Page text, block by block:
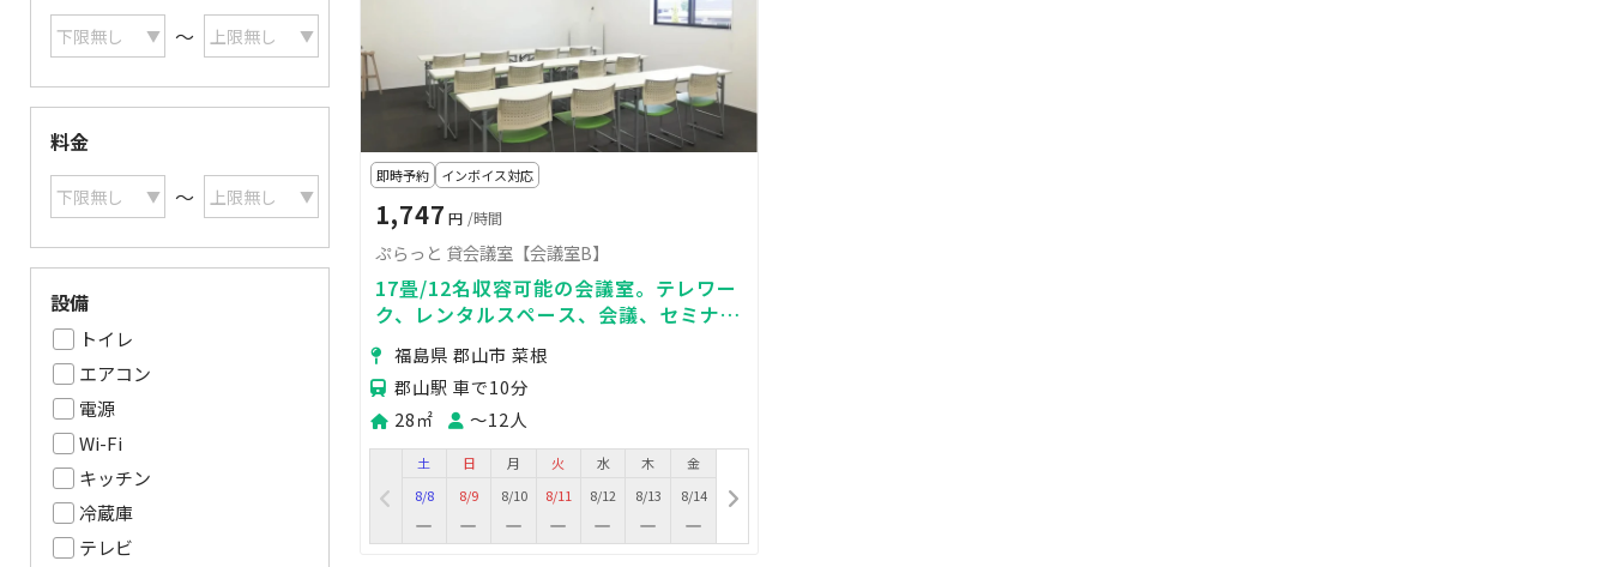
〜
料金
〜
設備
テレビ
キッチン
トイレ
冷蔵庫
エアコン
電源
Wi-Fi
即時予約 インボイス対応
1,747 円 /時間
ぷらっと 貸会議室【会議室B】
17畳/12名収容可能の会議室。テレワー
ク、レンタルスペース、会議、セミナ
ー、研修等に（Wi-Fi完備）
福島県 郡山市 菜根
郡山駅 車で10分
28㎡
〜12人
土
8/8
日
8/9
月
8/10
火
8/11
水
8/12
木
8/13
金
8/14